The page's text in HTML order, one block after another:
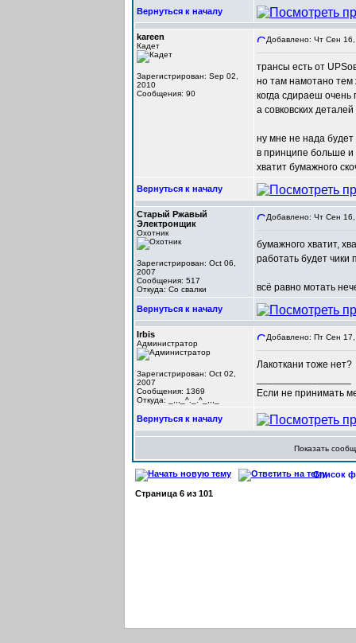
Вернуться к началу
kareen
Кадет
Зарегистрирован: Sep 02,
2010
Сообщения: 90
Добавлено: Чт Сен
трансы есть от
но там намотано
когда сдираеш
а совковских
ну мне не нада будет
в принципе больше и
хватит бумажного
Вернуться к началу
Старый Ржавый
Электронщик
Охотник
Зарегистрирован: Oct 06,
2007
Сообщения: 517
Откуда: Со свалки
Добавлено: Чт Сен
бумажного хватит,
работать будет чики
всё равно мотать
Вернуться к началу
Irbis
Администратор
Зарегистрирован: Oct 02,
2007
Сообщения: 1369
Откуда: _,,,_^._.^_,,,_
Добавлено: Пт Сен
Лакоткани тоже нет?
Если не принимать
Вернуться к началу
Показать
Список
Страница 6 из 101